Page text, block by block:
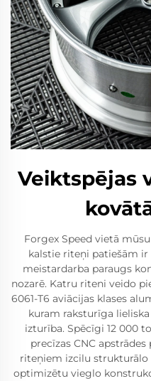
Veiktspējas
Forgex Speed vietā
kalstie riteņi patiešām
meistardarba paraugs
nozarē. Katru riteni veido
6061-T6 aviācijas klases
kuram raksturīga
izturība. Spēcīgi 12 000
precīzas CNC
riteņiem izcilu strukturālo
optimizētu vieglo